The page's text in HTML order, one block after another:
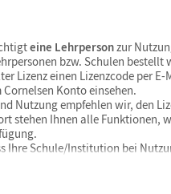
eine Lehrpersonzur
bzw. Schulen
Lizenz einen Lizenzcode per
Konto einsehen.
Nutzung empfehlen wir, den
stehen Ihnen alle Funktionen,
Ihre Schule/Institution bei